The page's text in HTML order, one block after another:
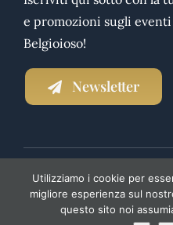
e promozioni sugli
Belgioioso!
Newsletter
NEWSLETTER|PRIVACY
Utilizziamo i cookie per
migliore esperienza sul
questo sito noi